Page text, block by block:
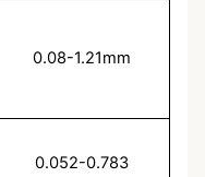
0.08-1.21mm
0.052-0.783